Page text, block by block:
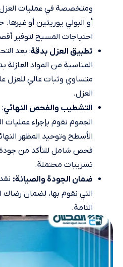
ومتخصصة في عمليات
أو البولي يوريثين أو
احتياجات المسبح لتوفير
تطبيق العزل بدقة: بعد
المناسبة من المواد
متساوي وثبات عالي للعزل
العزل.
التشطيب والفحص النهائي
الجموم نقوم بإجراء
الأسطح وتوحيد المظهر
فحص شامل للتأكد من
تسريبات محتملة.
ضمان الجودة والصيانة:
التي نقوم بها، لضمان رضاك
التامة.